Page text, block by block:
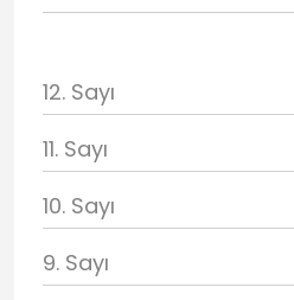
12. Sayı
11. Sayı
10. Sayı
9. Sayı